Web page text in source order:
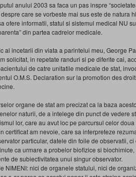
anului 2003 sa faca un pas inspre
care se vorbeste mai sus este de natura
ofere informatii, statul si sistemul medical NU
din partea cadrelor medicale.
al incetarii din viata a parintelui meu, George
solicitat, in repetate randuri si pe diferite cai,
de catre unitatile medicale de stat,
O.M.S. Declaration sur la promotion des
organe de stat am precizat ca la baza
naturii, de a intelege din punct de vedere
lor, care au avut loc pe parcursul celor
certificat am nevoie, care sa interpreteze
particular, datele din foile de observatii,
ca urmare a probelor biofizice si
de subiectivitatea unui singur observator.
NIMENI: nici de organele statului, nici de